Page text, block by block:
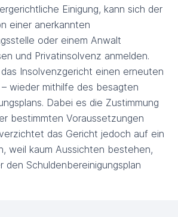
Einigung, kann sich der
einer anerkannten
oder einem Anwalt
und Privatinsolvenz anmelden.
Insolvenzgericht einen erneuten
– wieder mithilfe des besagten
Dabei es die Zustimmung
bestimmten Voraussetzungen
das Gericht jedoch auf ein
weil kaum Aussichten bestehen,
den Schuldenbereinigungsplan